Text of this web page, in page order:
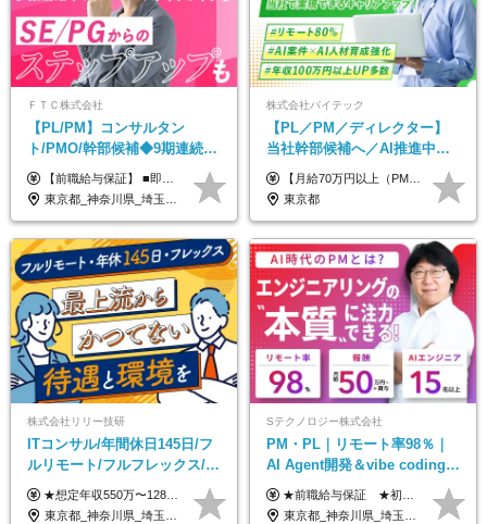
ＦＴＣ株式会社
【PL/PM】コンサルタン
ト/PMO/幹部候補◆9期連続大
幅増益！10期目の成長＋安定
性【前給保証】
【前職給与保証】 ■即戦力（経験目安5年以上）： 月給45万円～80万円 ■経験者（経験目安3年以上）： 月給40万円～60万円 ■ローキャリア（経験目安1年程度）： 月給35万円～40万円 ■未経験者： 月給30万円～35万円 ※上記金額には固定残業代30時間分 【未経験者5万5000円～7万3000円、 ローキャリア6万4000円～7万3000円、 経験者5万8000円～10万9000円、 即戦力8万2000円～14万5000円】を含みます。 ※30時間を超える場合は追加で全額支給します。 ※経験・能力・前職給与などを総合的に評価したうえでご納得いただけるよう個別決定。 未経験者の場合、前職給与とポテンシャルを査定のうえ決定いたします。 ※日本国内でのIT業界経験、または同等の実務経験と能力に応じて決定します。 ※前職給与は日本円かつ、日本国内での実績に基づき評価します。 【納得の評価システム】 ★クォーター毎に査定する評価制度導入！ 明確な評価基準で翌年度年収を上げましょう！ ★評価対象期間に在籍中のほとんどの社員が昇給し 年収アップを実現しています！ ★様々なインセンティブ制度を用意し多角的に正当評価しています！ ※試用期間6カ月（期間中の待遇等に差異なし）
東京都_神奈川県_埼玉県_千葉県
株式会社バイテック
【PL／PM／ディレクター】
当社幹部候補へ／AI推進中！
目指せるAI人材／年収800万円
以上可／リモート80％
【月給70万円以上（PM）／想定年収840万円以上】 ★詳しくは下記をご参照ください！ ■SE/PL/テスト計画以降などの上流フェーズ 月給53万円以上 ※想定年収636万円以上 ■PM/ディレクター（管理職・幹部候補） 月給70万円以上 ※想定年収840万円以上 ※単価の変動により給与も随時更新（完全単価連動型） ※育成枠については個人の経験・能力を考慮し決定 ※超過勤務については別途残業手当を支給 【固定残業代について】 なし（残業代は、実際の労働時間に応じて別途全額支給）
東京都
株式会社リリー技研
ITコンサル/年間休日145日/フ
ルリモート/フルフレックス/残
業基本なし/全国からの応募
OK/特別休暇あり
★想定年収550万〜1289万円 ■契約社員 月給45.8万〜71.6万円 ★想定年収688万〜1611万円 ■正社員 月給57.3万〜89.5万円 ※給与は経験・スキルを考慮の上、決定します。 ※試用期間3ヶ月（その間の給与・待遇に差異はありません）期間は短縮の可能性あり ※残業代は別途全額支給します 【★評価について★】 弊社では、1〜7の7段階からなる等級制を導入しています。 【★昇給の仕組み★】 等級が1段階上がるごとに、基本給の25％に相当する額が昇給されます。 評価は年2回実施されるため、年に2回の昇給チャンスがあります。 頑張りが正当に評価される、透明性の高い制度です。
東京都_神奈川県_埼玉県_千葉県_大阪府_愛知県_北海道_青森県_岩手県_宮城県_秋田県_山形県_福島県_茨城県_栃木県_群馬県_新潟県_山梨県_長野県_富山県_石川県_福井県_静岡県_岐阜県_三重県_兵庫県_京都府_滋賀県_奈良県_和歌山県_広島県_岡山県_鳥取県_島根県_山口県_徳島県_香川県_愛媛県_高知県_福岡県_熊本県_佐賀県_長崎県_大分県_宮崎県_鹿児島県_沖縄県
Sテクノロジー株式会社
PM・PL｜リモート率98％｜
AI Agent開発＆vibe coding｜
AIエンジニアチームをリード
★前職給与保証 ★初年度年収700～800万円も可能 月給50万円～90万円＋賞与年2回＋各種手当 ◎スキルや経験などを考慮。前職から給与アップをお約束します！ ◎上記月給には固定残業代30時間分(95000円～)を含みます。超過した場合は追加支給します ◎試用期間は6ヵ月あり。その間の給与・待遇に差異はありません
東京都_神奈川県_埼玉県_千葉県_大阪府_愛知県_北海道_青森県_岩手県_宮城県_秋田県_山形県_福島県_茨城県_栃木県_群馬県_新潟県_山梨県_長野県_富山県_石川県_福井県_静岡県_岐阜県_三重県_兵庫県_京都府_滋賀県_奈良県_和歌山県_広島県_岡山県_鳥取県_島根県_山口県_徳島県_香川県_愛媛県_高知県_福岡県_熊本県_佐賀県_長崎県_大分県_宮崎県_鹿児島県_沖縄県